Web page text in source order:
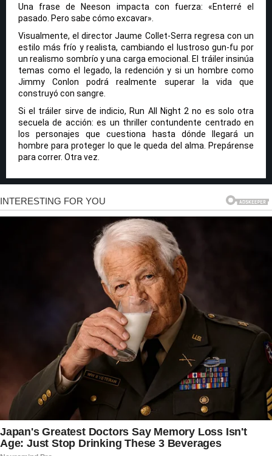
Una frase de Neeson impacta con fuerza: «Enterré el
pasado. Pero sabe cómo excavar».
Visualmente, el director Jaume Collet-Serra regresa con un
estilo más frío y realista, cambiando el lustroso gun-fu por
un realismo sombrío y una carga emocional. El tráiler insinúa
temas como el legado, la redención y si un hombre como
Jimmy Conlon podrá realmente superar la vida que
construyó con sangre.
Si el tráiler sirve de indicio, Run All Night 2 no es solo otra
secuela de acción: es un thriller contundente centrado en
los personajes que cuestiona hasta dónde llegará un
hombre para proteger lo que le queda del alma. Prepárense
para correr. Otra vez.